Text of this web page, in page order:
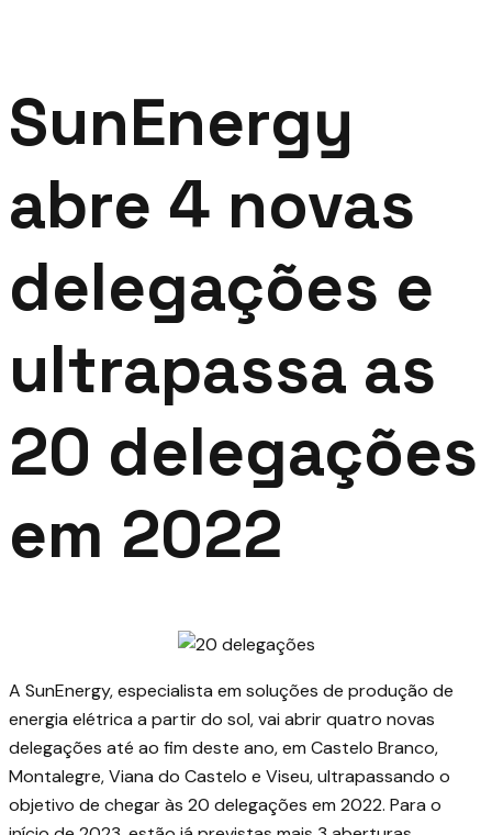
SunEnergy
abre 4 novas
delegações e
ultrapassa as
20 delegações
em 2022
A SunEnergy, especialista em soluções de produção de
energia elétrica a partir do sol, vai abrir quatro novas
delegações até ao fim deste ano, em Castelo Branco,
Montalegre, Viana do Castelo e Viseu, ultrapassando o
objetivo de chegar às 20 delegações em 2022. Para o